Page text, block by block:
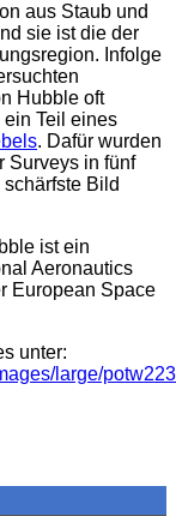
aus Staub und
sie ist die der
Infolge
Hubble oft
Teil eines
. Dafür wurden
Surveys in fünf
Bild
ist ein
Aeronautics
European Space
unter:
large/